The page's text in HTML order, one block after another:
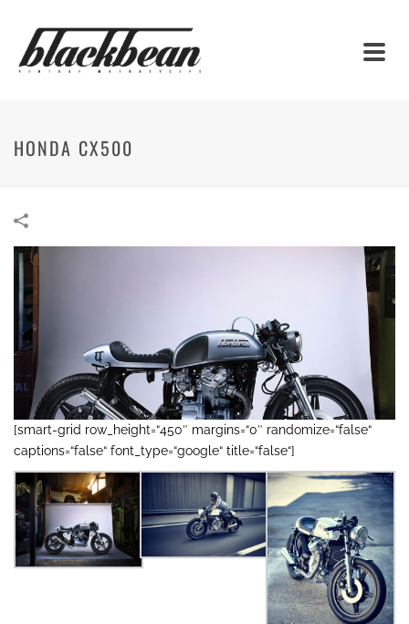
HONDA CX500
[smart-grid row_height=“450″ margins=“0″ randomize=“false“
captions=“false“ font_type=“google“ title=“false“]